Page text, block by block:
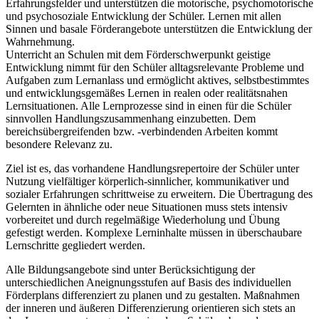
Erfahrungsfelder und unterstützen die motorische, psychomotorische
und psychosoziale Entwicklung der Schüler. Lernen mit allen
Sinnen und basale Förderangebote unterstützen die Entwicklung der
Wahrnehmung.
Unterricht an Schulen mit dem Förderschwerpunkt geistige
Entwicklung nimmt für den Schüler alltagsrelevante Probleme und
Aufgaben zum Lernanlass und ermöglicht aktives, selbstbestimmtes
und entwicklungsgemäßes Lernen in realen oder realitätsnahen
Lernsituationen. Alle Lernprozesse sind in einen für die Schüler
sinnvollen Handlungszusammenhang einzubetten. Dem
bereichsübergreifenden bzw. -verbindenden Arbeiten kommt
besondere Relevanz zu.
Ziel ist es, das vorhandene Handlungsrepertoire der Schüler unter
Nutzung vielfältiger körperlich-sinnlicher, kommunikativer und
sozialer Erfahrungen schrittweise zu erweitern. Die Übertragung des
Gelernten in ähnliche oder neue Situationen muss stets intensiv
vorbereitet und durch regelmäßige Wiederholung und Übung
gefestigt werden. Komplexe Lerninhalte müssen in überschaubare
Lernschritte gegliedert werden.
Alle Bildungsangebote sind unter Berücksichtigung der
unterschiedlichen Aneignungsstufen auf Basis des individuellen
Förderplans differenziert zu planen und zu gestalten. Maßnahmen
der inneren und äußeren Differenzierung orientieren sich stets an